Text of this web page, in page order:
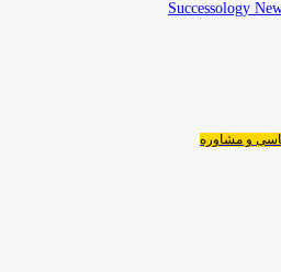
و مشاوره